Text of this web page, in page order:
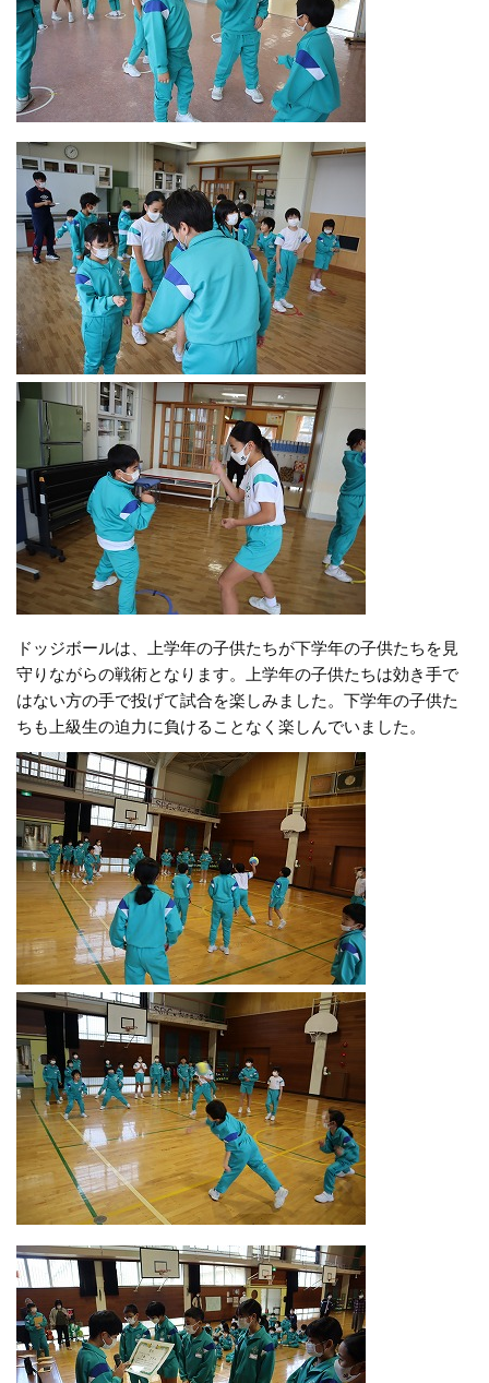
ドッジボールは、上学年の子供たちが下学年の子供たちを見
守りながらの戦術となります。上学年の子供たちは効き手で
はない方の手で投げて試合を楽しみました。下学年の子供た
ちも上級生の迫力に負けることなく楽しんでいました。